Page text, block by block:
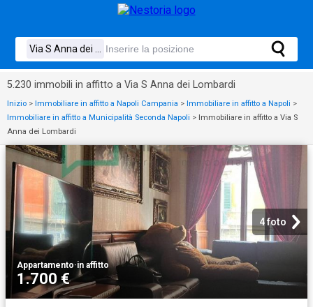
5.230 immobili in affitto a Via S Anna dei Lombardi
Inizio > Immobiliare in affitto a Napoli Campania > Immobiliare in affitto a Napoli >
Immobiliare in affitto a Municipalità Seconda Napoli > Immobiliare in affitto a Via S
Anna dei Lombardi
4 foto
Appartamento·in affitto
1.700 €